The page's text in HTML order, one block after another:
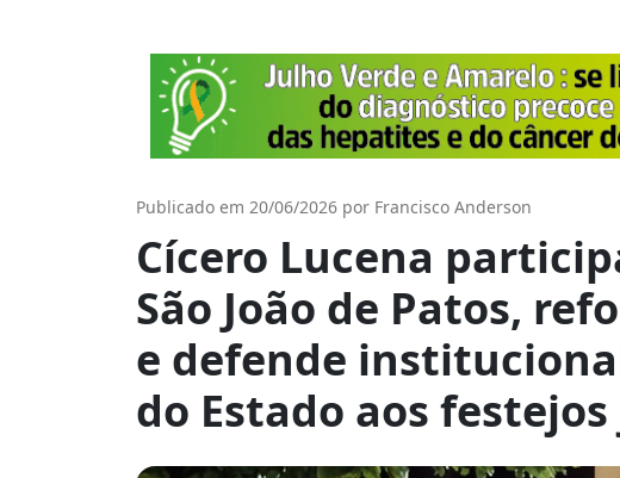
Publicado em 20/06/2026 por Francisco Anderson
Cícero Lucena
São João de Patos,
e defende
do Estado aos